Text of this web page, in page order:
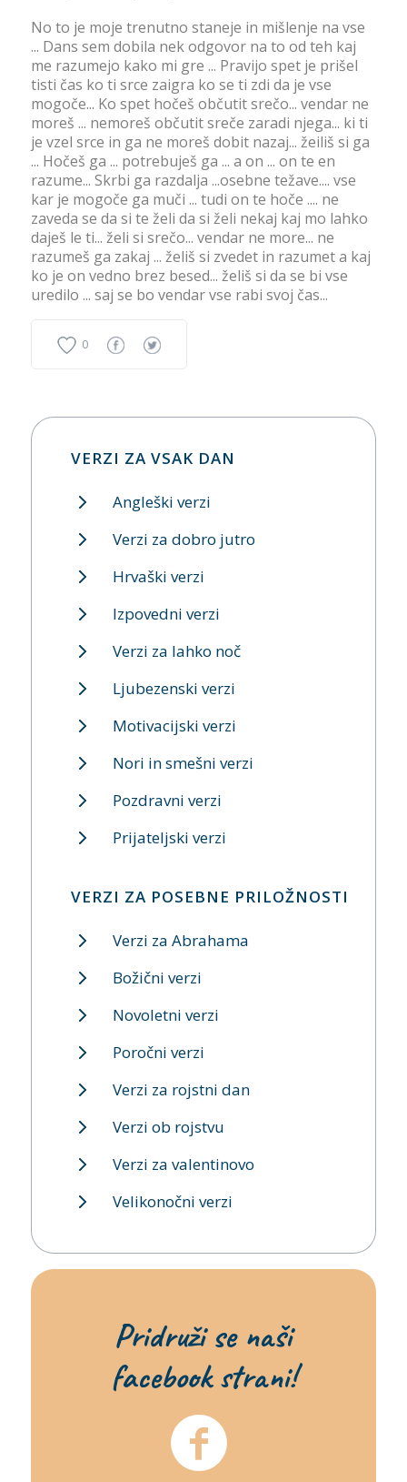
No to je moje trenutno staneje in mišlenje na vse
... Dans sem dobila nek odgovor na to od teh kaj
me razumejo kako mi gre ... Pravijo spet je prišel
tisti čas ko ti srce zaigra ko se ti zdi da je vse
mogoče... Ko spet hočeš občutit srečo... vendar ne
moreš ... nemoreš občutit sreče zaradi njega... ki ti
je vzel srce in ga ne moreš dobit nazaj... žeiliš si ga
... Hočeš ga ... potrebuješ ga ... a on ... on te en
razume... Skrbi ga razdalja ...osebne težave.... vse
kar je mogoče ga muči ... tudi on te hoče .... ne
zaveda se da si te želi da si želi nekaj kaj mo lahko
daješ le ti... želi si srečo... vendar ne more... ne
razumeš ga zakaj ... želiš si zvedet in razumet a kaj
ko je on vedno brez besed... želiš si da se bi vse
uredilo ... saj se bo vendar vse rabi svoj čas...
0
VERZI ZA VSAK DAN
Angleški verzi
Verzi za dobro jutro
Hrvaški verzi
Izpovedni verzi
Verzi za lahko noč
Ljubezenski verzi
Motivacijski verzi
Nori in smešni verzi
Pozdravni verzi
Prijateljski verzi
VERZI ZA POSEBNE PRILOŽNOSTI
Verzi za Abrahama
Božični verzi
Novoletni verzi
Poročni verzi
Verzi za rojstni dan
Verzi ob rojstvu
Verzi za valentinovo
Velikonočni verzi
Pridruži se naši
facebook strani!